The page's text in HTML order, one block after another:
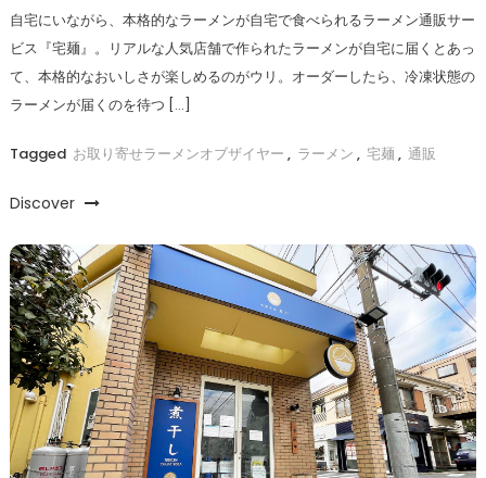
自宅にいながら、本格的なラーメンが自宅で食べられるラーメン通販サー
ビス『宅麺』。リアルな人気店舗で作られたラーメンが自宅に届くとあっ
て、本格的なおいしさが楽しめるのがウリ。オーダーしたら、冷凍状態の
ラーメンが届くのを待つ […]
Tagged お取り寄せラーメンオブザイヤー , ラーメン , 宅麺 , 通販
Discover